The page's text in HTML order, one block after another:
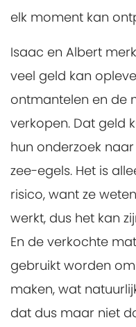
elk moment kan
Isaac en Albert
veel geld kan
ontmantelen en de
verkopen. Dat geld
hun onderzoek
zee-egels. Het is
risico, want ze
werkt, dus het kan
En de verkochte
gebruikt worden
maken, wat
dat dus maar niet